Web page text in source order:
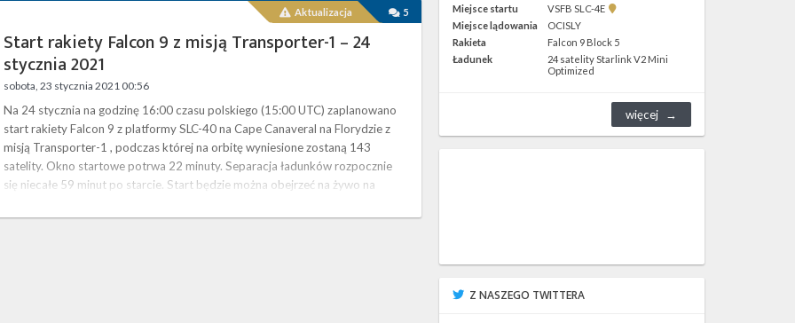
Aktualizacja 5
Start rakiety Falcon 9 z misją Transporter-1 – 24
stycznia 2021
sobota, 23 stycznia 2021 00:56
Na 24 stycznia na godzinę 16:00 czasu polskiego (15:00 UTC) zaplanowano
start rakiety Falcon 9 z platformy SLC-40 na Cape Canaveral na Florydzie z
misją Transporter-1 , podczas której na orbitę wyniesione zostaną 143
satelity. Okno startowe potrwa 22 minuty. Separacja ładunków rozpocznie
się niecałe 59 minut po starcie. Start będzie można obejrzeć na żywo na
wynoszenia małych satelitów SpaceX, SmallSat Rideshare…
Miejsce startu
VSFB SLC-4E
Pokaż
SLC-
4E w
Google
Miejsce lądowania
OCISLY
Rakieta
Falcon 9 Block 5
Ładunek
24 satelity Starlink V2 Mini
Optimized
więcej
Z NASZEGO TWITTERA